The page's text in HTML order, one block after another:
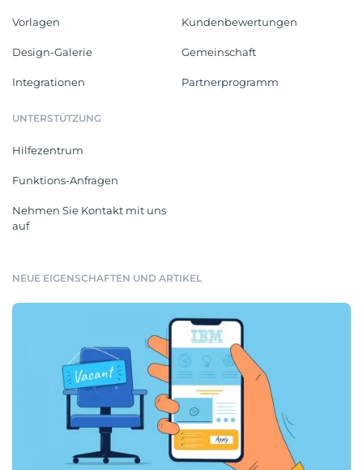
Vorlagen
Design-Galerie
Integrationen
Kundenbewertungen
Gemeinschaft
Partnerprogramm
UNTERSTÜTZUNG
Hilfezentrum
Funktions-Anfragen
Nehmen Sie Kontakt mit uns
auf
NEUE EIGENSCHAFTEN UND ARTIKEL